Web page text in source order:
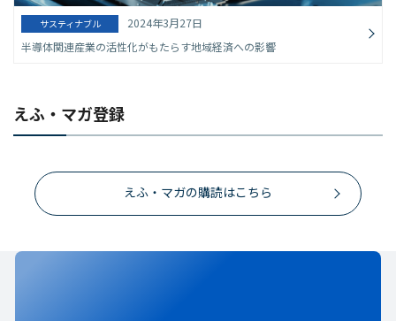
サスティナブル
2024年3月27日
半導体関連産業の活性化がもたらす地域経済への影響
えふ・マガ登録
えふ・マガの購読はこちら